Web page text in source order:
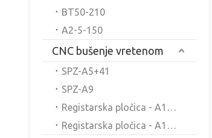
BT50-210
A2-5-150
CNC bušenje vretenom
SPZ-A5+41
SPZ-A9
Registarska pločica - A12B4L8
Registarska pločica - A12BL8Z1